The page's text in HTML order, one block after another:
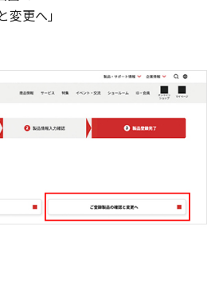
変更へ」